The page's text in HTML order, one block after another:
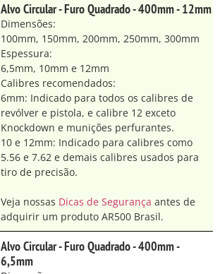
Alvo Circular - Furo Quadrado - 400mm - 12mm
Dimensões:
100mm, 150mm, 200mm, 250mm, 300mm
Espessura:
6,5mm, 10mm e 12mm
Calibres recomendados:
6mm: Indicado para todos os calibres de
revólver e pistola, e calibre 12 exceto
Knockdown e munições perfurantes.
10 e 12mm: Indicado para calibres como
5.56 e 7.62 e demais calibres usados para
tiro de precisão.
Veja nossas Dicas de Segurança antes de
adquirir um produto AR500 Brasil.
Alvo Circular - Furo Quadrado - 400mm -
6,5mm